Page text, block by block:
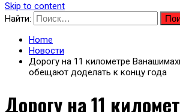
Skip to content
Найти:
Home
Новости
Дорогу на 11 километре
обещают доделать к концу года
Дорогу на 11